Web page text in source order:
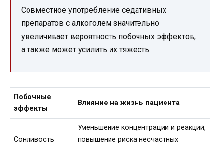
Совместное употребление седативных
препаратов с алкоголем значительно
увеличивает вероятность побочных эффектов,
а также может усилить их тяжесть.
Побочные
эффекты
Влияние на жизнь пациента
Сонливость
Уменьшение концентрации и реакций,
повышение риска несчастных